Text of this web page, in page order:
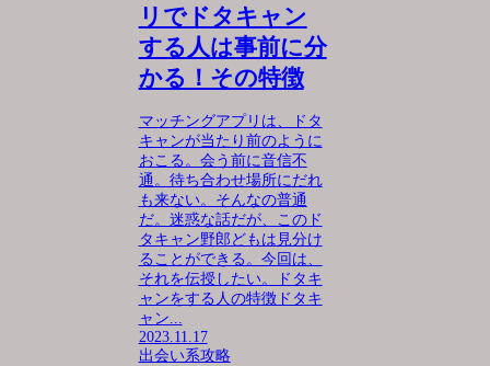
リでドタキャン
する人は事前に分
かる！その特徴
マッチングアプリは、ドタ
キャンが当たり前のように
おこる。会う前に音信不
通。待ち合わせ場所にだれ
も来ない。そんなの普通
だ。迷惑な話だが、このド
タキャン野郎どもは見分け
ることができる。今回は、
それを伝授したい。ドタキ
ャンをする人の特徴ドタキ
ャン...
2023.11.17
出会い系攻略